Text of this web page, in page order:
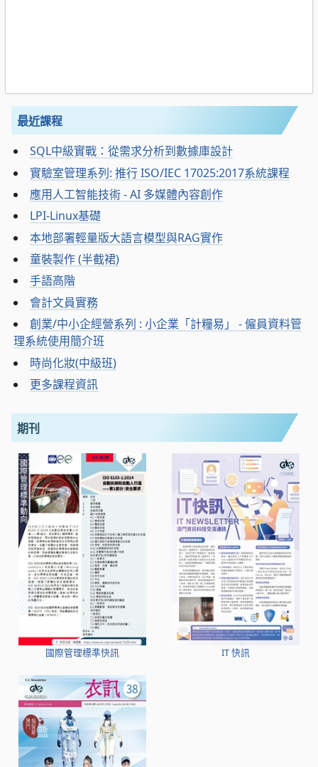
最近課程
SQL中級實戰：從需求分析到數據庫設計
實驗室管理系列: 推行 ISO/IEC 17025:2017系統課程
應用人工智能技術 - AI 多媒體內容創作
LPI-Linux基礎
本地部署輕量版大語言模型與RAG實作
童裝製作 (半截裙)
手語高階
會計文員實務
創業/中小企經營系列 : 小企業「計糧易」 - 僱員資料管
理系統使用簡介班
時尚化妝(中級班)
更多課程資訊
期刊
國際管理標準快訊 IT 快訊